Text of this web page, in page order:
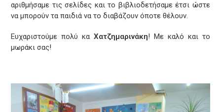
αριθμήσαμε τις σελίδες και το βιβλιοδετήσαμε έτσι ώστε
να μπορούν τα παιδιά να το διαβάζουν όποτε θέλουν.
Ευχαριστούμε πολύ καΧατζημαρινάκη! Με καλό και το
μωράκι σας!